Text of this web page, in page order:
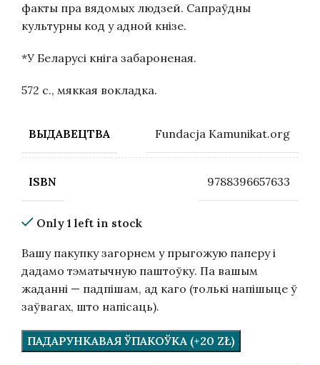
факты пра вядомых людзей. Сапраўдны
культурны код у адной кнізе.
*У Беларусі кніга забароненая.
572 с., мяккая вокладка.
ВЫДАВЕЦТВА Fundacja Kamunikat.org
ISBN 9788396657633
Only 1 left in stock
Вашу пакупку загорнем у прыгожую паперу і
дадамо тэматычную паштоўку. Па вашым
жаданні — падпішам, ад каго (толькі напішыце ў
заўвагах, што напісаць).
ПАДАРУНКАВАЯ ЎПАКОЎКА (+20 ZŁ)